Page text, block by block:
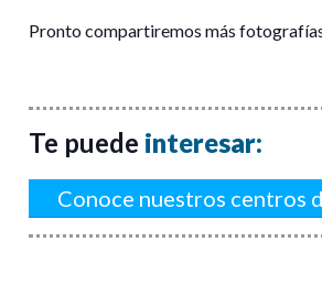
Pronto compartiremos más
Te puede interesar:
Conoce nuestros centros